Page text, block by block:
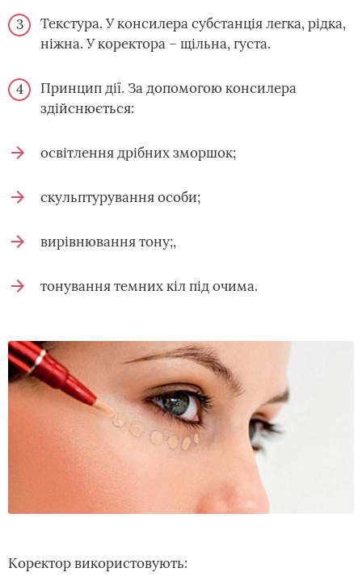
Текстура. У консилера субстанція легка, рідка,
ніжна. У коректора – щільна, густа.
Принцип дії. За допомогою консилера
здійснюється:
освітлення дрібних зморшок;
скульптурування особи;
вирівнювання тону;,
тонування темних кіл під очима.
Коректор використовують: